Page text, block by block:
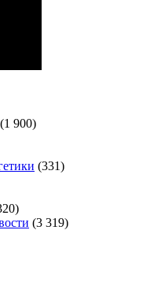
(1 900)
(331)
(3 319)